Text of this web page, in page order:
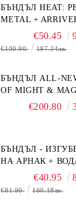
БЪНДЪЛ HEAT:
METAL +
€50.45
€100.90 197.34лв.
БЪНДЪЛ ALL-
OF MIGHT &
BOARD GAME
€200.80
БЪНДЪЛ -
НА АРНАК + ВОДАЧИ НА
ЕКСПЕДИЦИИ +
БЕЗПЛАТНО
€40.95
€81.90 160.18лв.